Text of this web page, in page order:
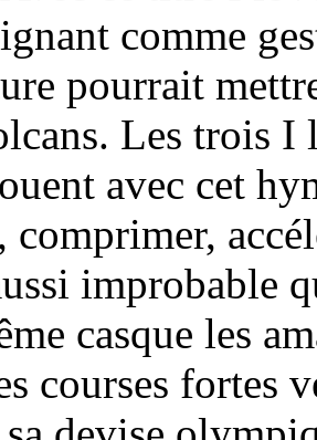
comme
pourrait
Les trois
avec cet
comprimer,
improbable
casque les
courses fortes